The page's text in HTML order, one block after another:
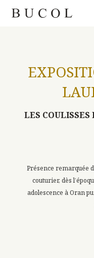
LE
LES
Présence remarquée
couturier, dès
adolescence à Oran